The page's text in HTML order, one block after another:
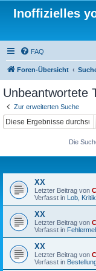
Inoffizielles
FAQ
Foren-Übersicht
Unbeantwortete
Zur erweiterten Suche
Die
XX
Letzter Beitrag von
Verfasst in Lob,
XX
Letzter Beitrag von
Verfasst in
XX
Letzter Beitrag von
Verfasst in